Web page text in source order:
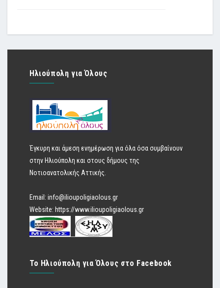
Ηλιούπολη για Όλους
Έγκυρη και άμεση ενημέρωση για όλα όσα συμβαίνουν
στην Ηλιούπολη και στους δήμους της
Νοτιοανατολικής Αττικής.
Email: info@ilioupoligiaolous.gr
Website: https://www.ilioupoligiaolous.gr
Το Ηλιούπολη για Όλους στο Facebook